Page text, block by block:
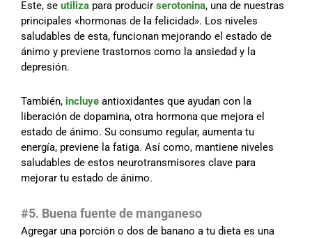
Este, se utiliza para producir serotonina, una de nuestras
principales «hormonas de la felicidad». Los niveles
saludables de esta, funcionan mejorando el estado de
ánimo y previene trastornos como la ansiedad y la
depresión.
También, incluye antioxidantes que ayudan con la
liberación de dopamina, otra hormona que mejora el
estado de ánimo. Su consumo regular, aumenta tu
energía, previene la fatiga. Así como, mantiene niveles
saludables de estos neurotransmisores clave para
mejorar tu estado de ánimo.
#5. Buena fuente de manganeso
Agregar una porción o dos de banano a tu dieta es una